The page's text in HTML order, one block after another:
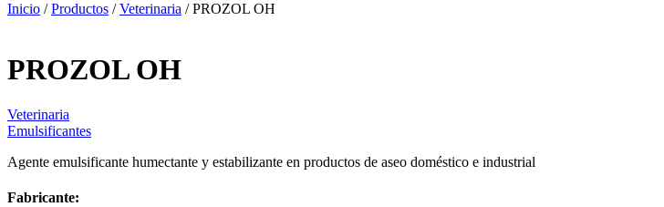
Inicio /Productos /Veterinaria / PROZOL OH
PROZOL OH
Veterinaria
Emulsificantes
Agente emulsificante humectante y estabilizante en productos de aseo doméstico e industrial
Fabricante: